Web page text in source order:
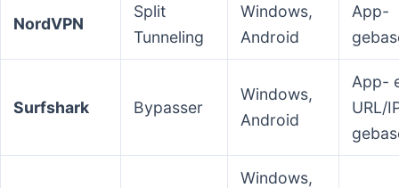
NordVPN
Split
Tunneling
Windows,
Android
App-
Surfshark Bypasser
Windows,
Android
App-
URL/
Windows,